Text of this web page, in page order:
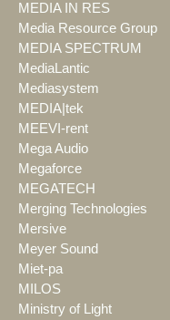
MEDIA IN RES
Media Resource Group
MEDIA SPECTRUM
MediaLantic
Mediasystem
MEDIA|tek
MEEVI-rent
Mega Audio
Megaforce
MEGATECH
Merging Technologies
Mersive
Meyer Sound
Miet-pa
MILOS
Ministry of Light